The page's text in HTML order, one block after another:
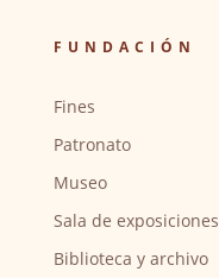
FUNDACIÓN
Fines
Patronato
Museo
Sala de exposiciones
Biblioteca y archivo